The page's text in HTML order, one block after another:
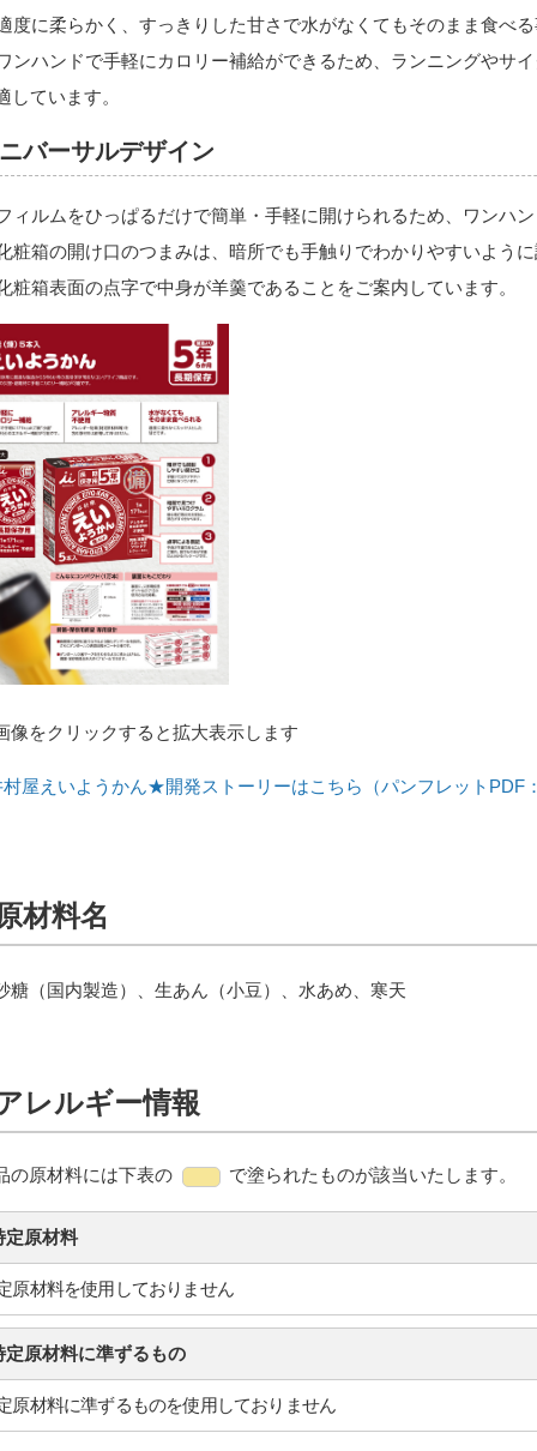
度に柔らかく、すっきりした甘さで水がなくてもそのまま食べる
ンハンドで手軽にカロリー補給ができるため、ランニングやサ
しています。
バーサルデザイン
ィルムをひっぱるだけで簡単・手軽に開けられるため、ワンハン
粧箱の開け口のつまみは、暗所でも手触りでわかりやすいように
粧箱表面の点字で中身が羊羹であることをご案内しています。
をクリックすると拡大表示します
屋えいようかん★開発ストーリーはこちら（パンフレットPDF
材料名
糖（国内製造）、生あん（小豆）、水あめ、寒天
レルギー情報
の原材料には下表の で塗られたものが該当いたします。
定原材料
原材料を使用しておりません
定原材料に準ずるもの
原材料に準ずるものを使用しておりません